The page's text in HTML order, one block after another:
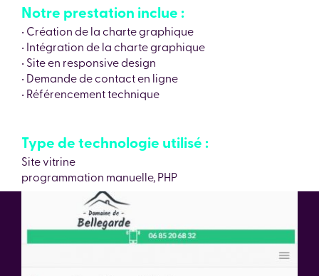
Notre prestation inclue :
• Création de la charte graphique
• Intégration de la charte graphique
• Site en responsive design
• Demande de contact en ligne
• Référencement technique
Type de technologie utilisé :
Site vitrine
programmation manuelle, PHP